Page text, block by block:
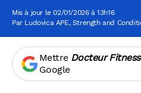
Mis à jour le 02/01/2026 à 13h16
Par Ludovica APE, Strength and
Mettre Docteur Fitness
Google